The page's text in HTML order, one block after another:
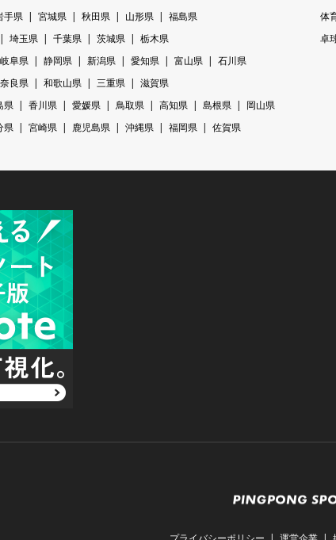
手県 宮城県 秋田県 山形県
福島県
埼玉県 千葉県 茨城県
栃木県
岐阜県 静岡県 新潟県 愛知県 富山県
石川県
奈良県 和歌山県 三重県
滋賀県
県 香川県 愛媛県 鳥取県 高知県 島根県
岡山県
県 宮崎県 鹿児島県 沖縄県 福岡県 佐賀県
体
卓